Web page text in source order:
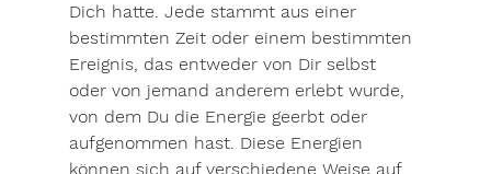
Dich hatte. Jede stammt aus einer
bestimmten Zeit oder einem bestimmten
Ereignis, das entweder von Dir selbst
oder von jemand anderem erlebt wurde,
von dem Du die Energie geerbt oder
aufgenommen hast. Diese Energien
können sich auf verschiedene Weise auf